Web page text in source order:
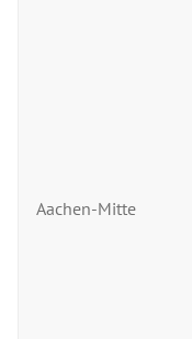
Aachen-Mitte